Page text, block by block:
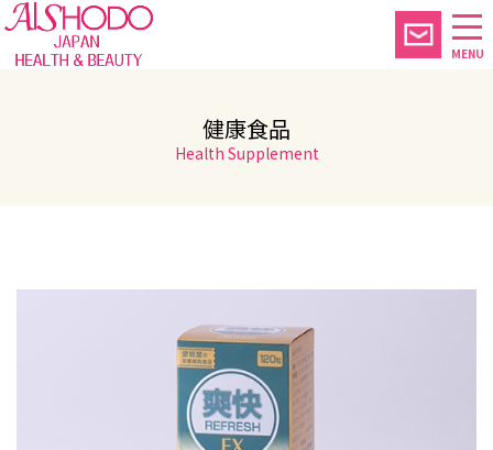
MENU
健康食品
Health Supplement